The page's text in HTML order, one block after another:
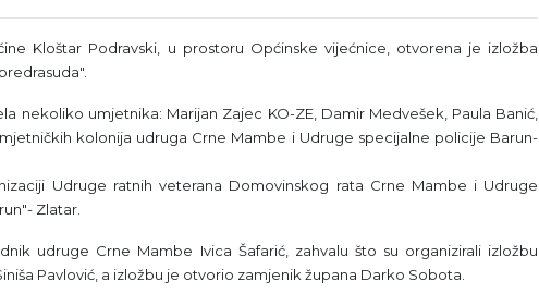
Kloštar Podravski, u prostoru Općinske vijećnice, otvorena je izložba
nekoliko umjetnika: Marijan Zajec KO-ZE, Damir Medvešek, Paula Banić,
kolonija udruga Crne Mambe i Udruge specijalne policije Barun-
Udruge ratnih veterana Domovinskog rata Crne Mambe i Udruge
Zlatar.
udruge Crne Mambe Ivica Šafarić, zahvalu što su organizirali izložbu
Pavlović, a izložbu je otvorio zamjenik župana Darko Sobota.